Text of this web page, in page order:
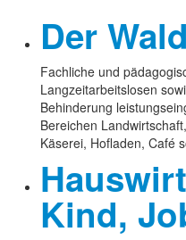
Der
Fachliche und
Langzeitarbeitslosen
Behinderung
Bereichen
Käserei, Hofladen, Café
Kind,